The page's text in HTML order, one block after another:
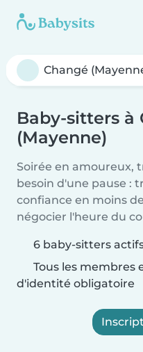
Baby-sitters à
(Mayenne)
Soirée en amoureux,
besoin d'une pause :
confiance en moins
négocier l'heure du
6 baby-sitters
Tous les
d'identité obligatoire